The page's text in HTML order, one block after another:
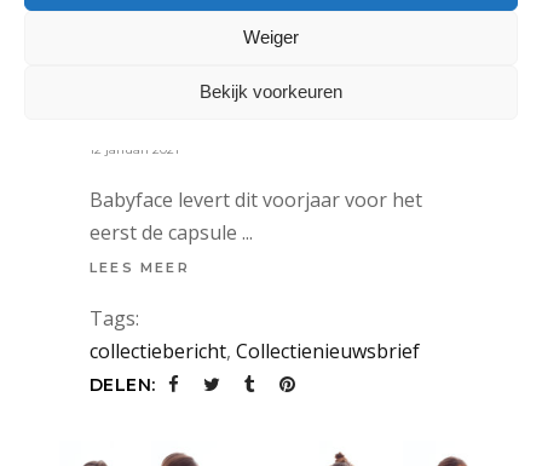
Weiger
Bekijk voorkeuren
BABYFACE LANCEERT NIEUWE
CAPSULECOLLECTIE
12 januari 2021
Babyface levert dit voorjaar voor het
eerst de capsule
LEES MEER
Tags:
collectiebericht, Collectienieuwsbrief
DELEN: